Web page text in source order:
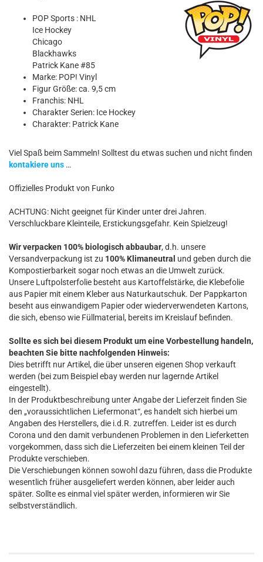
POP Sports : NHL
Ice Hockey
Chicago
Blackhawks
Patrick Kane #85
Marke: POP! Vinyl
Figur Größe: ca. 9,5 cm
Franchis: NHL
Charakter Serien: Ice Hockey
Charakter: Patrick Kane
Viel Spaß beim Sammeln! Solltest du etwas suchen und nicht finden
kontakiere uns …
Offizielles Produkt von Funko
ACHTUNG: Nicht geeignet für Kinder unter drei Jahren.
Verschluckbare Kleinteile, Erstickungsgefahr. Kein Spielzeug!
Wir verpacken 100% biologisch abbaubar, d.h. unsere
Versandverpackung ist zu 100% Klimaneutral und geben durch die
Kompostierbarkeit sogar noch etwas an die Umwelt zurück.
Unsere Luftpolsterfolie besteht aus Kartoffelstärke, die Klebefolie
aus Papier mit einem Kleber aus Naturkautschuk. Der Pappkarton
beseht aus einwandigem Papier oder wiederverwendeten Kartons,
die sich, ebenso wie Füllmaterial, bereits im Kreislauf befinden.
Sollte es sich bei diesem Produkt um eine Vorbestellung handeln,
beachten Sie bitte nachfolgenden Hinweis:
Dies betrifft nur Artikel, die über unseren eigenen Shop verkauft
werden (bei zum Beispiel ebay werden nur lagernde Artikel
eingestellt).
In der Produktbeschreibung unter Angabe der Lieferzeit finden Sie
den „voraussichtlichen Liefermonat“, es handelt sich hierbei um
Angaben des Herstellers, die i.d.R. zutreffen. Leider ist es durch
Corona und den damit verbundenen Problemen in den Lieferketten
vorgekommen, dass sich die Lieferzeiten bei einem kleinen Teil der
Produkte verschieben.
Die Verschiebungen können sowohl dazu führen, dass die Produkte
wesentlich früher ausgeliefert werden können, aber leider auch
später. Sollte es einmal viel später werden, informieren wir Sie
selbstverständlich.